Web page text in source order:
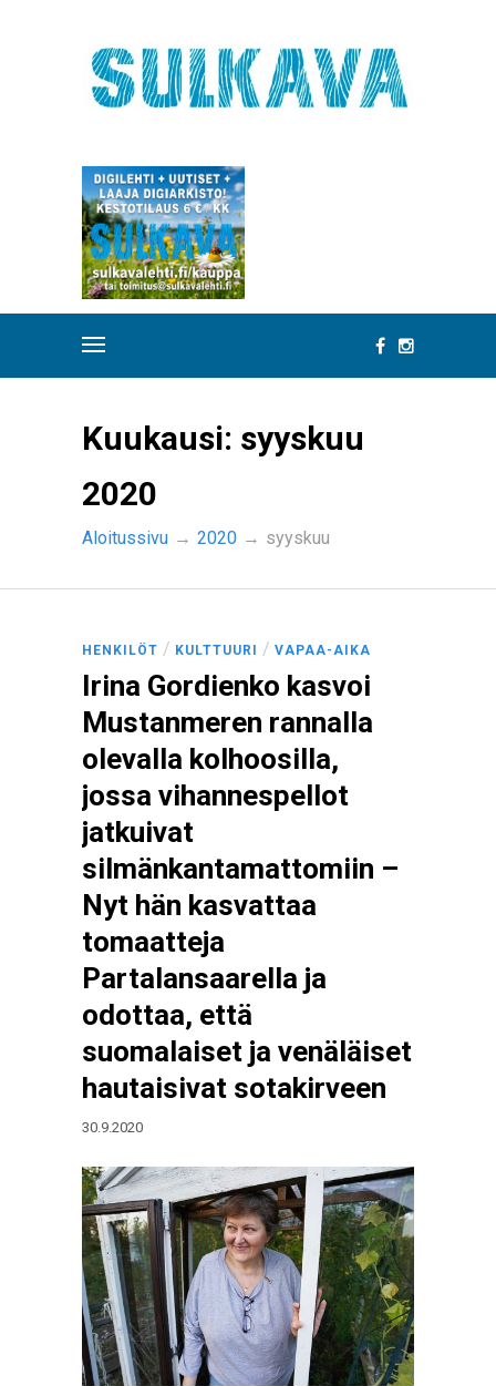
Kuukausi: syyskuu
2020
Aloitussivu → 2020 → syyskuu
HENKILÖT / KULTTUURI / VAPAA-AIKA
Irina Gordienko kasvoi
Mustanmeren rannalla
olevalla kolhoosilla,
jossa vihannespellot
jatkuivat
silmänkantamattomiin –
Nyt hän kasvattaa
tomaatteja
Partalansaarella ja
odottaa, että
suomalaiset ja venäläiset
hautaisivat sotakirveen
30.9.2020